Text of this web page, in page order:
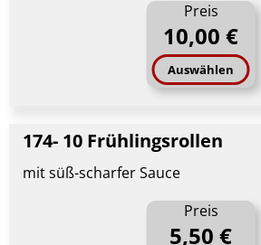
Preis
10,00 €
Auswählen
174- 10 Frühlingsrollen
mit süß-scharfer Sauce
Preis
5,50 €